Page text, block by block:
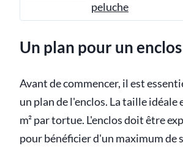
peluche
Un plan pour un
Avant de commencer, il est
un plan de l'enclos. La taille idéale
m² par tortue. L'enclos doit être
pour bénéficier d'un maximum de